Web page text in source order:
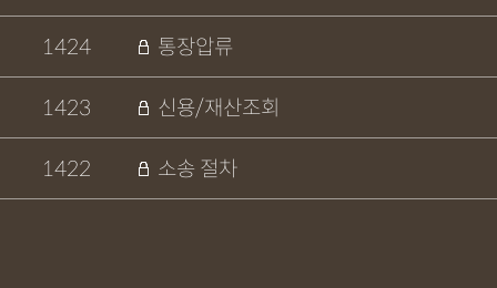
1424 통장압류
1423 신용/재산조회
1422 소송 절차